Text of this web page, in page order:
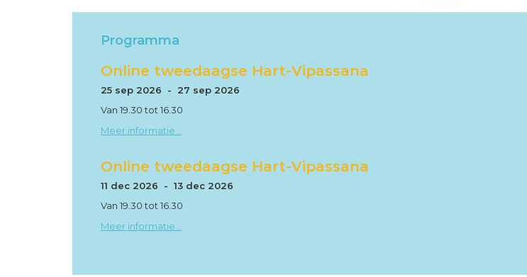
Programma
Online tweedaagse Hart-Vipassana
25 sep 2026 - 27 sep 2026
Van 19.30 tot 16.30
Meer informatie...
Online tweedaagse Hart-Vipassana
11 dec 2026 - 13 dec 2026
Van 19.30 tot 16.30
Meer informatie...